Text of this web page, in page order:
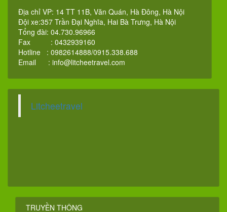
Địa chỉ VP: 14 TT 11B, Văn Quán, Hà Đông, Hà Nội
Đội xe:357 Trần Đại Nghĩa, Hai Bà Trưng, Hà Nội
Tổng đài: 04.730.96966
Fax : 0432939160
Hotline : 0982614888/0915.338.688
Email : info@litcheetravel.com
Litcheetravel
TRUYỀN THÔNG